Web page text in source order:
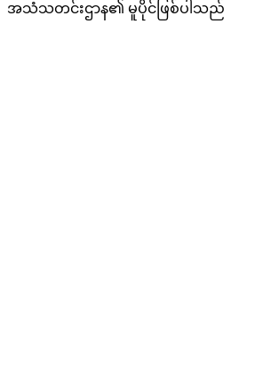
အသံသတင်းဌာန၏ မူပိုင်ဖြစ်ပါသည်